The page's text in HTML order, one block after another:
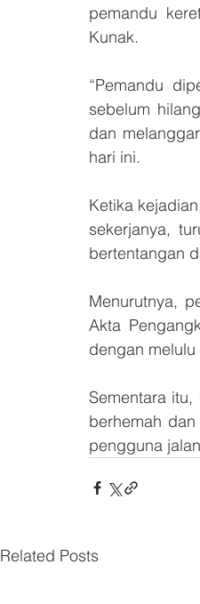
pemandu
Kunak.
“Pemandu
sebelum
dan
hari ini.
Ketika
sekerjanya,
bertentangan
Menurutnya,
Akta
dengan
Sementara
berhemah
pengguna
Related Posts